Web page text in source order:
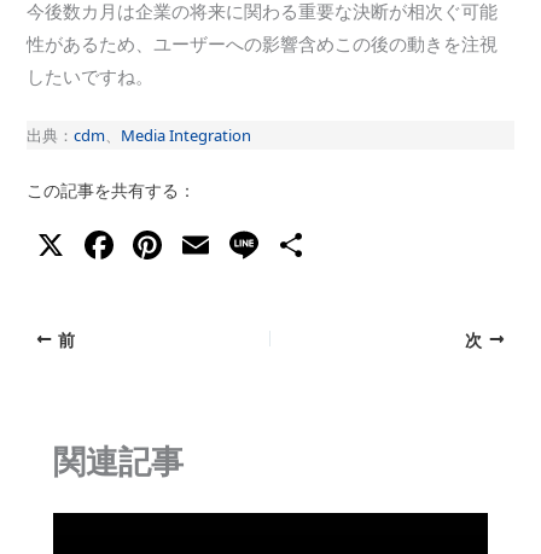
今後数カ月は企業の将来に関わる重要な決断が相次ぐ可能
性があるため、ユーザーへの影響含めこの後の動きを注視
したいですね。
出典：cdm、 Media Integration
この記事を共有する：
X F
o
o
k
Pi E Li
e
前 次
関連記事